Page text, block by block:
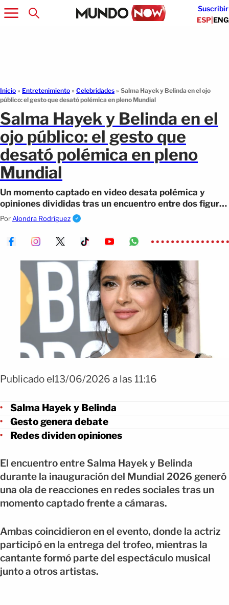
Suscribir
ESP|ENG
Inicio » Entretenimiento » Celebridades » Salma Hayek y Belinda en el ojo
público: el gesto que desató polémica en pleno Mundial
Salma Hayek y Belinda en el
ojo público: el gesto que
desató polémica en pleno
Mundial
Un momento captado en video desata polémica y
opiniones divididas tras un encuentro entre dos figuras
durante un evento global.
Por Alondra Rodríguez
Publicado el13/06/2026 a las 11:16
Salma Hayek y Belinda
Gesto genera debate
Redes dividen opiniones
El encuentro entre Salma Hayek y Belinda
durante la inauguración del Mundial 2026 generó
una ola de reacciones en redes sociales tras un
momento captado frente a cámaras.
Ambas coincidieron en el evento, donde la actriz
participó en la entrega del trofeo, mientras la
cantante formó parte del espectáculo musical
junto a otros artistas.